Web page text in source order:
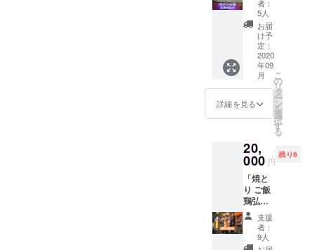
もしも
紹介さ
れたく
ないと
の場合
は、
「紹介
不要」
とご入
リジナ
ルス
テッ
カーを6
種セッ
トでご
提供し
ます。
※店舗に
等が異
なる場
りま
す。 ※
有効期
限は
2021年
12月ま
り」 ハ
ワイア
ンビー
ル10本
とハワ
イを感
じるオ
リジナ
ルTシャ
ツセッ
りいた
だける
チケッ
トご提
供いた
しま
す。 ※
チケッ
トはご
来店の
者：
5人
お届
け予
定：
2020
年09
月
詳細を見る
こ
の
リ
タ
ー
ン
を
選
択
す
る
20,
000 円
残り6
「焼と
り ご飯
鶏弘よ
り」 2
時間飲
み放題
チケッ
支援
者：
9人